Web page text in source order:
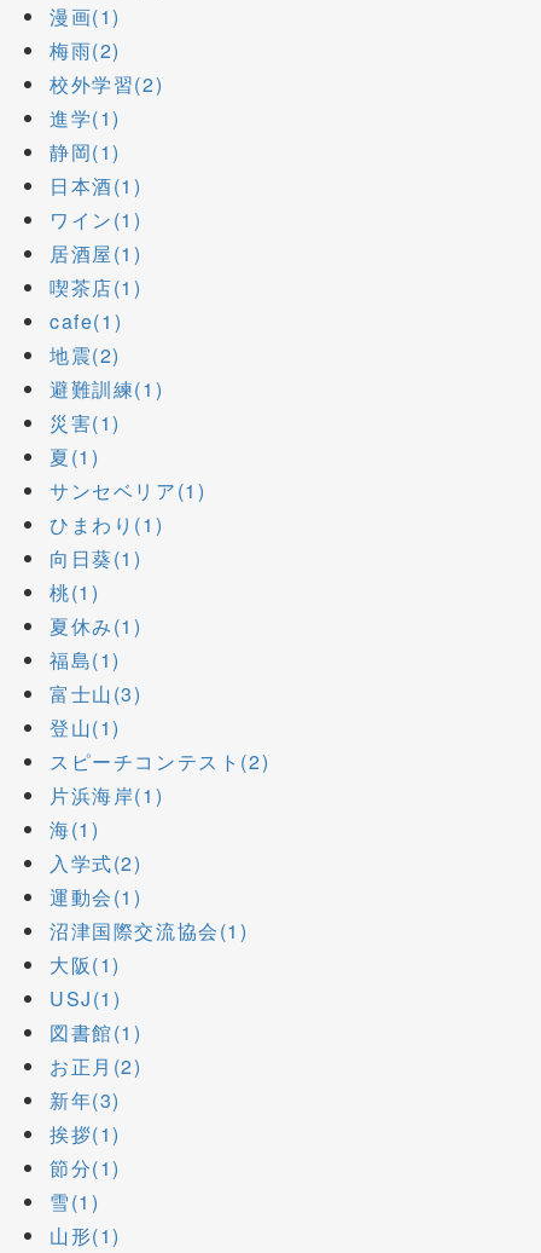
漫画(1)
梅雨(2)
校外学習(2)
進学(1)
静岡(1)
日本酒(1)
ワイン(1)
居酒屋(1)
喫茶店(1)
cafe(1)
地震(2)
避難訓練(1)
災害(1)
夏(1)
サンセベリア(1)
ひまわり(1)
向日葵(1)
桃(1)
夏休み(1)
福島(1)
富士山(3)
登山(1)
スピーチコンテスト(2)
片浜海岸(1)
海(1)
入学式(2)
運動会(1)
沼津国際交流協会(1)
大阪(1)
USJ(1)
図書館(1)
お正月(2)
新年(3)
挨拶(1)
節分(1)
雪(1)
山形(1)